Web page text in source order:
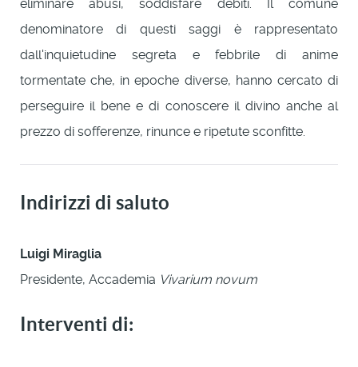
eliminare abusi, soddisfare debiti. Il comune
denominatore di questi saggi è rappresentato
dall'inquietudine segreta e febbrile di anime
tormentate che, in epoche diverse, hanno cercato di
perseguire il bene e di conoscere il divino anche al
prezzo di sofferenze, rinunce e ripetute sconfitte.
Indirizzi di saluto
Luigi Miraglia
Presidente, Accademia Vivarium novum
Interventi di: